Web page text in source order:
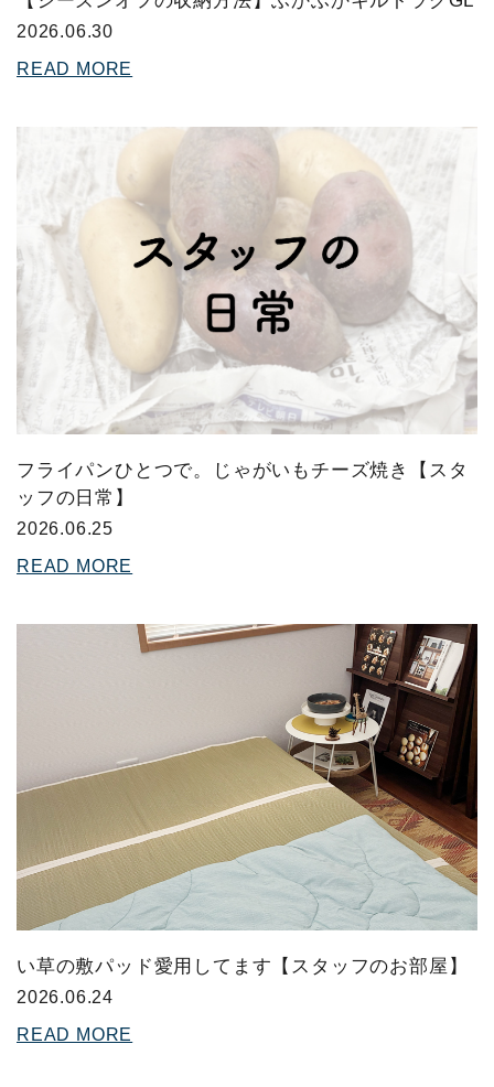
2026.06.30
READ MORE
フライパンひとつで。じゃがいもチーズ焼き【スタ
ッフの日常】
2026.06.25
READ MORE
い草の敷パッド愛用してます【スタッフのお部屋】
2026.06.24
READ MORE